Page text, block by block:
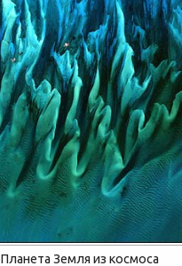
Планета Земля из космоса